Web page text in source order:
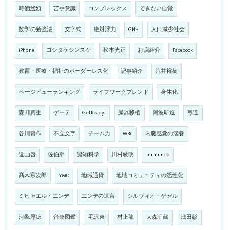
時価総額 苦手意識 コンプレックス できない自覚
数学の勉強法 文字式 絶対浮力 GNH 人口減少社会
iPhone ヨシタケシンスケ 松本光正 お店紹介 Facebook
教育・医療・福祉のボーダーレス化 記事紹介 荒井裕樹
ページビューランキング ライフワークブレンド 身体化
森田真生 ゲーテ GetReady! 臓器移植 阿波研造 弓道
谷川賢作 不立文字 チーム力 WBC 内臓感覚の涵養
遠山啓 佐伯胖 認知科学 川村敏明 mi mundo
髙木亰次郎 YMO 地域通貨 地域コミュニティの活性化
ミヒャエル・エンデ エンデの遺言 シルヴィオ・ゲゼル
河邑厚徳 音楽図鑑 毛沢東 村上龍 大森荘蔵 浅田彰